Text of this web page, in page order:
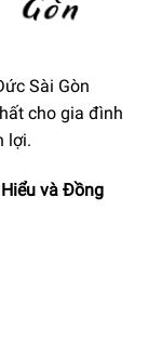
Sài Gòn
cho gia đình
lợi.
và Đồng